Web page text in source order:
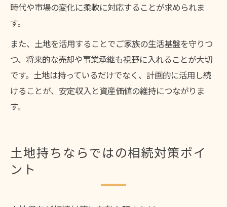
時代や市場の変化に柔軟に対応することが求められま
す。
また、土地を活用することでご家族の生活基盤を守りつ
つ、将来的な売却や事業承継も視野に入れることが大切
です。土地は持っているだけでなく、計画的に活用し続
けることが、安定収入と資産価値の維持につながりま
す。
土地持ちならではの相続対策ポイ
ント